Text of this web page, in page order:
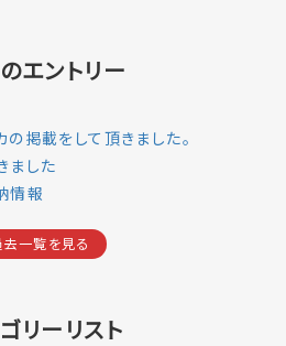
エントリー
掲載をして頂きました。
ました
情報
去一覧を見る
リーリスト